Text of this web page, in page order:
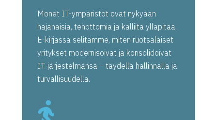
Monet IT-ympäristöt ovat nykyään
hajanaisia, tehottomia ja kalliita ylläpitää.
E-kirjassa selitämme, miten ruotsalaiset
yritykset modernisoivat ja konsolidoivat
IT-järjestelmänsä – täydellä hallinnalla ja
turvallisuudella.
